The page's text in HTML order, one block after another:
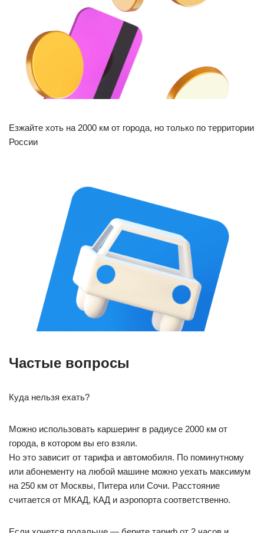
Езжайте хоть на 2000 км от города, но только по территории
России
Частые вопросы
Куда нельзя ехать?
Можно использовать каршеринг в радиусе 2000 км от
города, в котором вы его взяли.
Но это зависит от тарифа и автомобиля. По поминутному
или абонементу на любой машине можно уехать максимум
на 250 км от Москвы, Питера или Сочи. Расстояние
считается от МКАД, КАД и аэропорта соответственно.